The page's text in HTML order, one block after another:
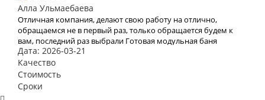
Алла Ульмаебаева
Отличная компания, делают свою работу на отлично,
обращаемся не в первый раз, только обращается будем к
вам, последний раз выбрали Готовая модульная баня
«Лучший вариант»
Дата: 2026-03-21
Качество
Стоимость
Сроки